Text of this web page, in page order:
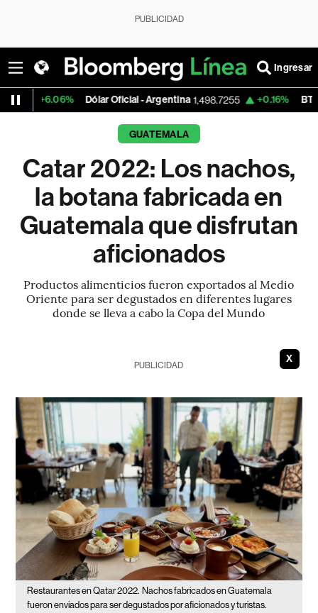
PUBLICIDAD
Ingresar
Dólar Oficial - Argentina 1,498.7255 +0.16% BTC/USD 64,413.41
GUATEMALA
Catar 2022: Los nachos,
la botana fabricada en
Guatemala que disfrutan
aficionados
Productos alimenticios fueron exportados al Medio
Oriente para ser degustados en diferentes lugares
donde se lleva a cabo la Copa del Mundo
X
PUBLICIDAD
Restaurantes en Qatar 2022. Nachos fabricados en Guatemala
fueron enviados para ser degustados por aficionados y turistas.